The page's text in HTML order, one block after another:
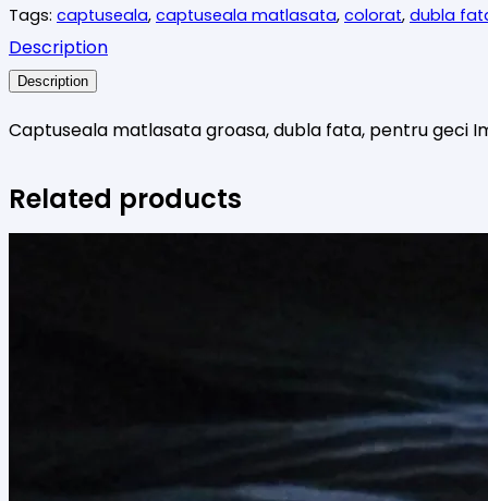
Tags: captuseala, captuseala matlasata, colorat, dubla
Description
Description
Captuseala matlasata groasa, dubla fata, pentru geci
Related products